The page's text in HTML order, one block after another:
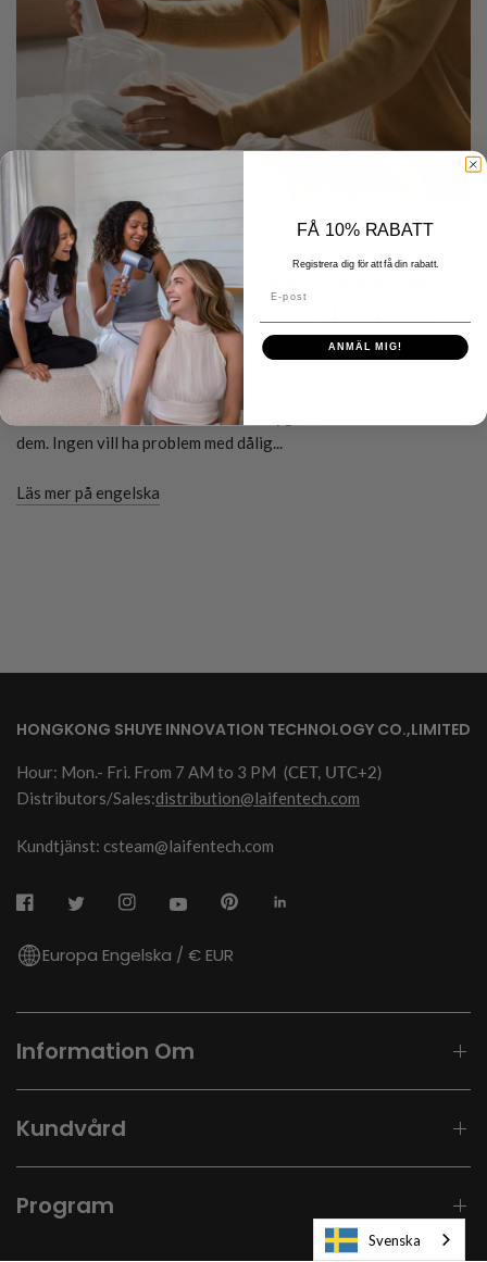
08 FEBRUARI 2025
Hur man väljer den bästa elektriska
tandborsten för resor för din nästa
resa
Det finns vissa delar av din rutin som du kanske måste
effektivisera när du reser, men munhygien bör inte vara en av
dem. Ingen vill ha problem med dålig...
Läs mer på engelska
HONGKONG SHUYE INNOVATION TECHNOLOGY CO.,LIMITED
Hour: Mon.- Fri. From 7 AM to 3 PM (CET, UTC+2)
Distributors/Sales:distribution@laifentech.com
Kundtjänst: csteam@laifentech.com
Europa Engelska / € EUR
Information Om
Kundvård
Program
Svenska
FÅ 10% RABATT
Registrera dig för att få din rabatt.
ANMÄL MIG!